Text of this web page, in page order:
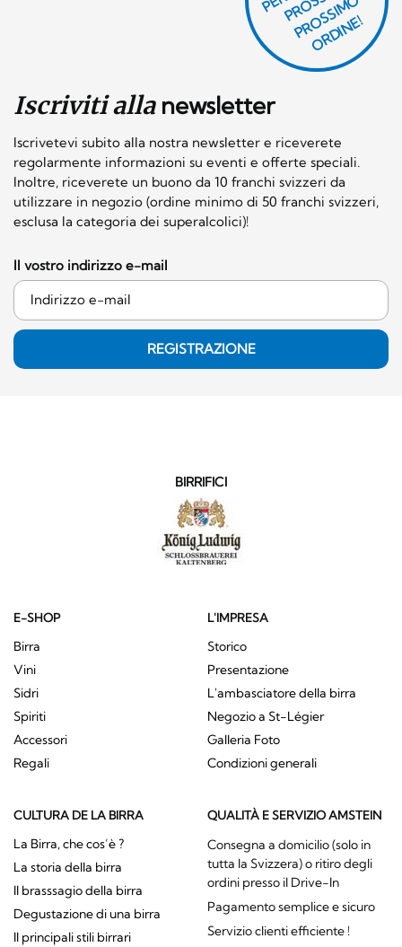
Iscriviti allanewsletter
Iscrivetevi subito alla nostra newsletter e riceverete
regolarmente informazioni su eventi e offerte speciali.
Inoltre, riceverete un buono da 10 franchi svizzeri da
utilizzare in negozio (ordine minimo di 50 franchi svizzeri,
esclusa la categoria dei superalcolici)!
E
S
O
O
E!
Il vostro indirizzo e-mail
REGISTRAZIONE
BIRRIFICI
E-SHOP
Birra
Vini
Sidri
Spiriti
Accessori
Regali
L'IMPRESA
Storico
Presentazione
L'ambasciatore della birra
Negozio a St-Légier
Galleria Foto
Condizioni generali
CULTURA DE LA BIRRA
La Birra, che cos’è ?
La storia della birra
Il brasssagio della birra
Degustazione di una birra
Il principali stili birrari
QUALITÀ E SERVIZIO AMSTEIN
Consegna a domicilio (solo in
tutta la Svizzera) o ritiro degli
ordini presso il Drive-In
Pagamento semplice e sicuro
Servizio clienti efficiente !